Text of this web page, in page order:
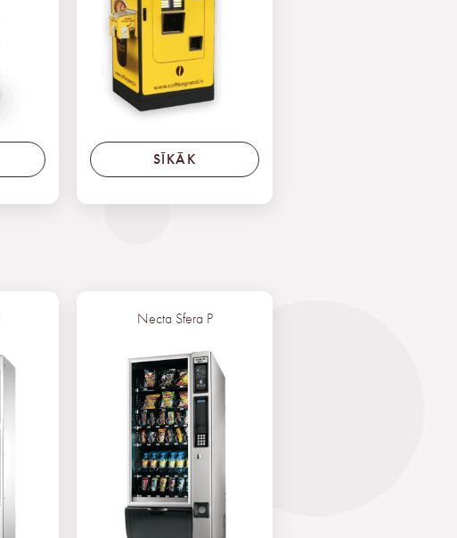
SĪKĀK
Necta Sfera P